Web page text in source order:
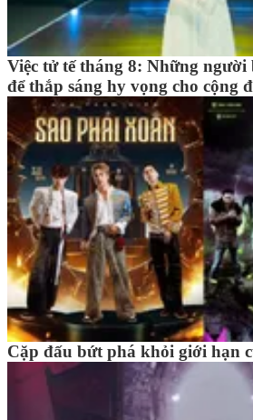
Việc tử tế tháng 8: Những
để thắp sáng hy vọng cho cộng
Cặp đấu bứt phá khỏi giới hạn